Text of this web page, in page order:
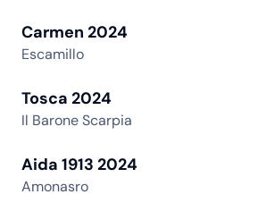
Carmen 2024
Escamillo
Tosca 2024
Il Barone Scarpia
Aida 1913 2024
Amonasro